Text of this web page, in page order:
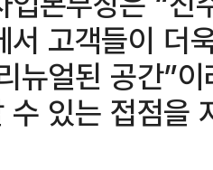
서 고객들이 더
뉴얼된 공간”
수 있는 접점을